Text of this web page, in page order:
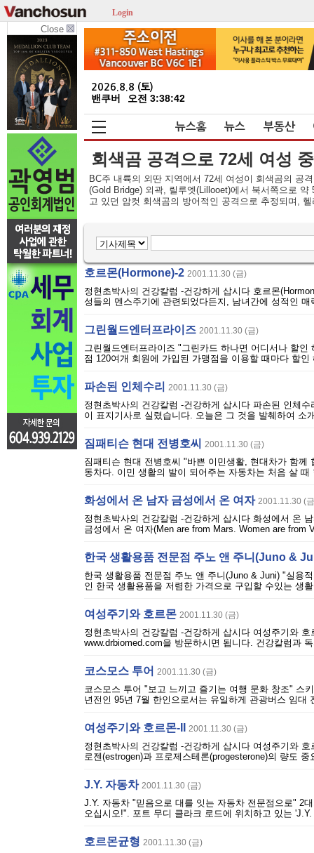
Login
Close
2026.8.8 (토)
밴쿠버 오전 3:38:42
뉴스홈 뉴스 부동산
회색곰 공격으로 72세 여성
BC주 내륙의 외딴 지역에서 72세 여성이 회색곰의 공
(Gold Bridge) 외곽, 릴루엣(Lillooet)에서 북서쪽으로
고 있던 암컷 회색곰의 방어적인 공격으로 추정되며,
호르몬(Hormone)-2 2001.11.30 (금)
정현초박사의 건강칼럼 -건강하게 삽시다 호르몬
성들의 멘스주기에 관련되었다든지, 남녀간에 성적인
그린월드엔터프라이즈 2001.11.30 (금)
그린월드엔터프라이즈 "그린카드 하나면 어디서나 할
점 120여개 회원에 가입된 가맹점을 이용할 때마다 할
파손된 인체수리 2001.11.30 (금)
정현초박사의 건강칼럼 -건강하게 삽시다 파손된 인체
이 표지기사로 실렸습니다. 오늘은 그 것을 발췌하여
짐패티슨 현대 전병호씨 2001.11.30 (금)
짐패티슨 현대 전병호씨 "바쁜 이민생활, 현대차가 함
동차다. 이민 생활의 발이 되어주는 자동차는 처음 살
화성에서 온 남자 금성에서 온 여자 2001.11.30 (
정현초박사의 건강칼럼 -건강하게 삽시다 화성에서 온
금성에서 온 여자(Men are from Mars. Women are
한국 생활용품 전문점 주노 앤 주니(Juno &
한국 생활용품 전문점 주노 앤 주니(Juno & Juni) "실용
인 한국 생활용품을 저렴한 가격으로 구입할 수있는 생
여성주기와 호르몬 2001.11.30 (금)
정현초박사의 건강칼럼 -건강하게 삽시다 여성주기와
www.drbiomed.com을 방문하시면 됩니다. 건강칼럼과
코스모스 투어 2001.11.30 (금)
코스모스 투어 "보고 느끼고 즐기는 여행 문화 창조" 스
년전인 95년 7월 한인으로서는 유일하게 관광버스 임
여성주기와 호르몬-II 2001.11.30 (금)
정현초박사의 건강칼럼 -건강하게 삽시다 여성주기와
로젠(estrogen)과 프로제스테론(progesterone)의 량도
J.Y. 자동차 2001.11.30 (금)
J.Y. 자동차 "믿음으로 대를 잇는 자동차 전문점으로" 2
오십시오!". 포트 무디 클라크 로드에 위치하고 있는
호르몬균형 2001.11.30 (금)